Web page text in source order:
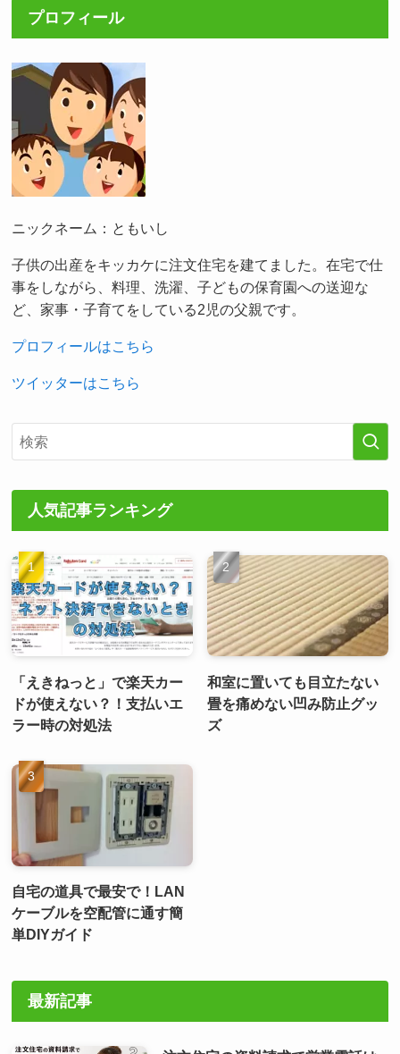
プロフィール
ニックネーム：ともいし
子供の出産をキッカケに注文住宅を建てました。在宅で仕
事をしながら、料理、洗濯、子どもの保育園への送迎な
ど、家事・子育てをしている2児の父親です。
プロフィールはこちら
ツイッターはこちら
人気記事ランキング
「えきねっと」で楽天カー
ドが使えない？！支払いエ
ラー時の対処法
和室に置いても目立たない
畳を痛めない凹み防止グッ
ズ
自宅の道具で最安で！LAN
ケーブルを空配管に通す簡
単DIYガイド
最新記事